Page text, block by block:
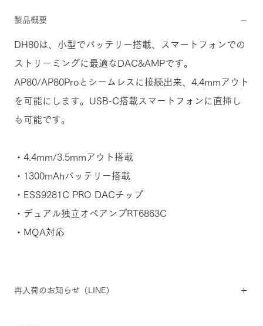
製品概要
DH80は、小型でバッテリー搭載、スマートフォンでの
ストリーミングに最適なDAC&AMPです。
AP80/AP80Proとシームレスに接続出来、4.4mmアウト
を可能にします。USB-C搭載スマートフォンに直挿し
も可能です。
・4.4mm/3.5mmアウト搭載
・1300mAhバッテリー搭載
・ESS9281C PRO DACチップ
・デュアル独立オペアンプRT6863C
・MQA対応
再入荷のお知らせ（LINE）